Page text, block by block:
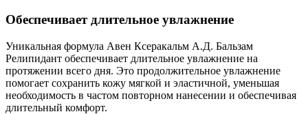
Обеспечивает длительное увлажнение
Уникальная формула Авен Ксеракальм А.Д. Бальзам
Релипидант обеспечивает длительное увлажнение на
протяжении всего дня. Это продолжительное увлажнение
помогает сохранить кожу мягкой и эластичной, уменьшая
необходимость в частом повторном нанесении и обеспечивая
длительный комфорт.